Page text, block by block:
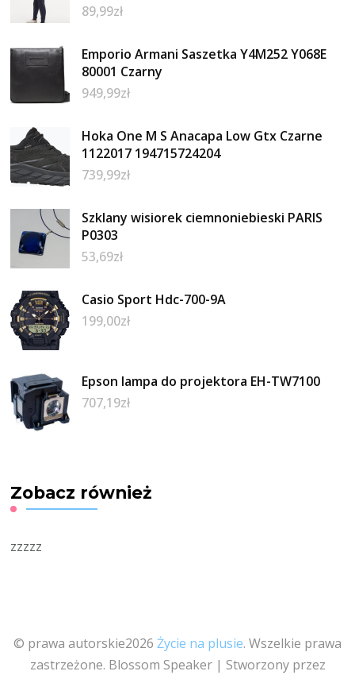
89,99zł
Emporio Armani Saszetka Y4M252 Y068E
80001 Czarny
949,99zł
Hoka One M S Anacapa Low Gtx Czarne
1122017 194715724204
739,99zł
Szklany wisiorek ciemnoniebieski PARIS
P0303
53,69zł
Casio Sport Hdc-700-9A
199,00zł
Epson lampa do projektora EH-TW7100
707,19zł
Zobacz również
zzzzz
© prawa autorskie2026 Życie na plusie. Wszelkie prawa
zastrzeżone. Blossom Speaker | Stworzony przez